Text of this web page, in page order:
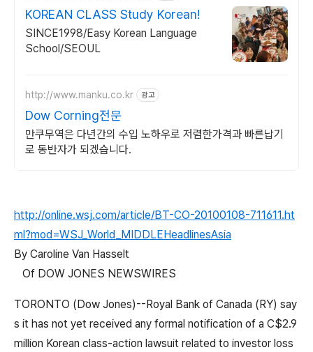
KOREAN CLASS Study Korean!
SINCE1998/Easy Korean Language
School/SEOUL
http://www.manku.co.kr 광고
Dow Corning전문
만쿠무역은 다년간의 수입 노하우로 저렴한가격과 빠른납기
로 동반자가 되겠습니다.
http://online.wsj.com/article/BT-CO-20100108-711611.ht
ml?mod=WSJ_World_MIDDLEHeadlinesAsia
By Caroline Van Hasselt
Of DOW JONES NEWSWIRES
TORONTO (Dow Jones)--Royal Bank of Canada (RY) say
s it has not yet received any formal notification of a C$2.9
million Korean class-action lawsuit related to investor loss